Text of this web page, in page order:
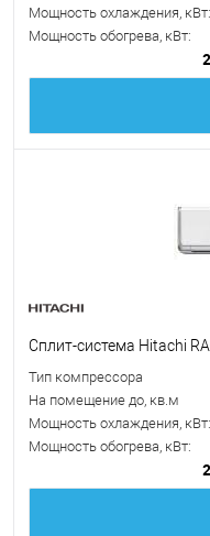
Мощность охлаждения, кВт:
Мощность обогрева, кВт:
Сплит-система Hitachi
Тип компрессора
На помещение до, кв.м
Мощность охлаждения, кВт:
Мощность обогрева, кВт: